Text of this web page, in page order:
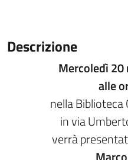
Descrizione
Mercoledì
alle
nella
in via
verrà